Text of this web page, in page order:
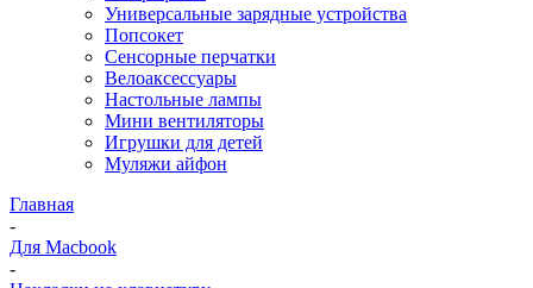
Универсальные зарядные устройства
Попсокет
Сенсорные перчатки
Велоаксессуары
Настольные лампы
Мини вентиляторы
Игрушки для детей
Муляжи айфон
Главная
-
Для Macbook
-